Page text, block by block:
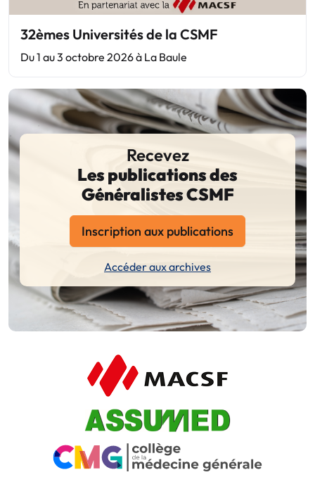
32èmes Universités de la CSMF
Du 1 au 3 octobre 2026 à La Baule
Recevez
Les publications des
Généralistes CSMF
Inscription aux publications
Accéder aux archives